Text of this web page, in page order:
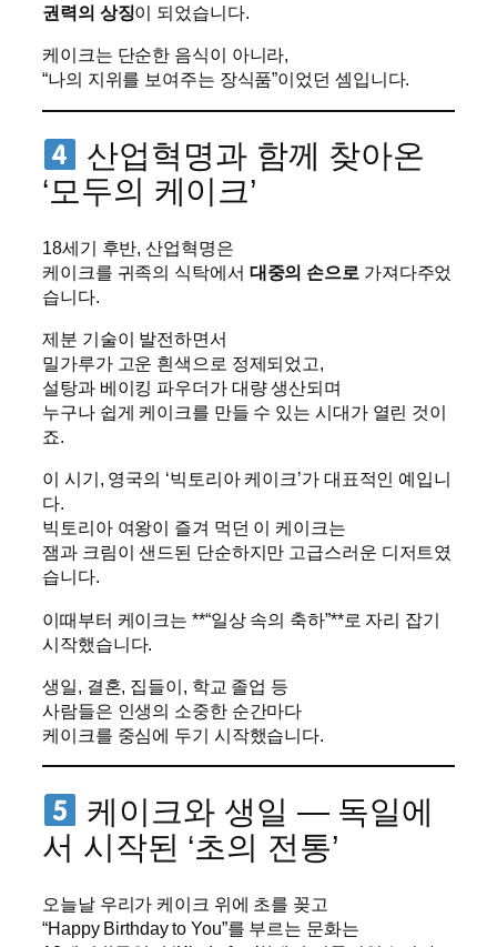
권력의 상징이 되었습니다.
케이크는 단순한 음식이 아니라,
“나의 지위를 보여주는 장식품”이었던 셈입니다.
산업혁명과 함께 찾아온
‘모두의 케이크’
18세기 후반, 산업혁명은
케이크를 귀족의 식탁에서 대중의 손으로 가져다주었
습니다.
제분 기술이 발전하면서
밀가루가 고운 흰색으로 정제되었고,
설탕과 베이킹 파우더가 대량 생산되며
누구나 쉽게 케이크를 만들 수 있는 시대가 열린 것이
죠.
이 시기, 영국의 ‘빅토리아 케이크’가 대표적인 예입니
다.
빅토리아 여왕이 즐겨 먹던 이 케이크는
잼과 크림이 샌드된 단순하지만 고급스러운 디저트였
습니다.
이때부터 케이크는 **“일상 속의 축하”**로 자리 잡기
시작했습니다.
생일, 결혼, 집들이, 학교 졸업 등
사람들은 인생의 소중한 순간마다
케이크를 중심에 두기 시작했습니다.
케이크와 생일 — 독일에
서 시작된 ‘초의 전통’
오늘날 우리가 케이크 위에 초를 꽂고
“Happy Birthday to You”를 부르는 문화는